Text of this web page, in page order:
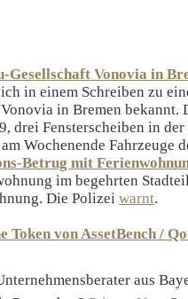
Gesellschaft Vonovia in
in einem Schreiben zu
in Bremen bekannt.
drei Fensterscheiben in
Wochenende Fahrzeuge
Betrug mit
im begehrten
Die Polizei warnt.
Token von AssetBench /
aus